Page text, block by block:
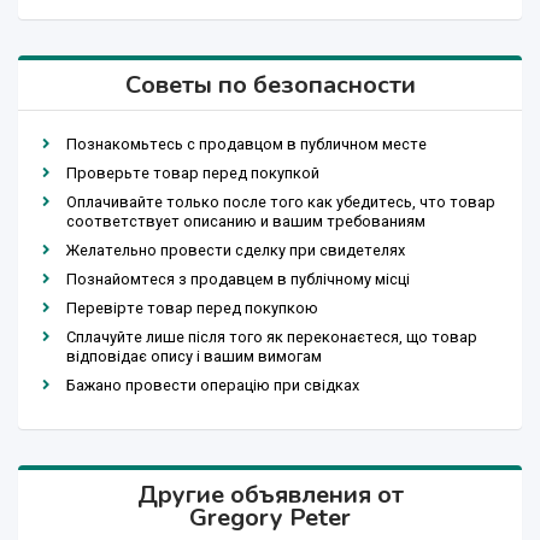
Советы по безопасности
Познакомьтесь с продавцом в публичном месте
Проверьте товар перед покупкой
Оплачивайте только после того как убедитесь, что товар
соответствует описанию и вашим требованиям
Желательно провести сделку при свидетелях
Познайомтеся з продавцем в публічному місці
Перевірте товар перед покупкою
Сплачуйте лише після того як переконаєтеся, що товар
відповідає опису і вашим вимогам
Бажано провести операцію при свідках
Другие объявления от
Gregory Peter